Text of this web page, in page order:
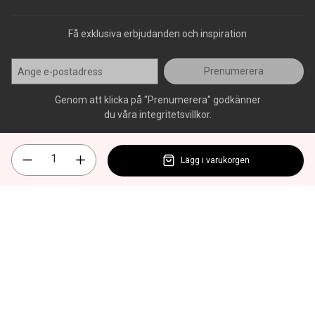
Få exklusiva erbjudanden och inspiration
Prenumerera
Genom att klicka på "Prenumerera" godkänner
du våra integritetsvillkor.
Lägg i varukorgen